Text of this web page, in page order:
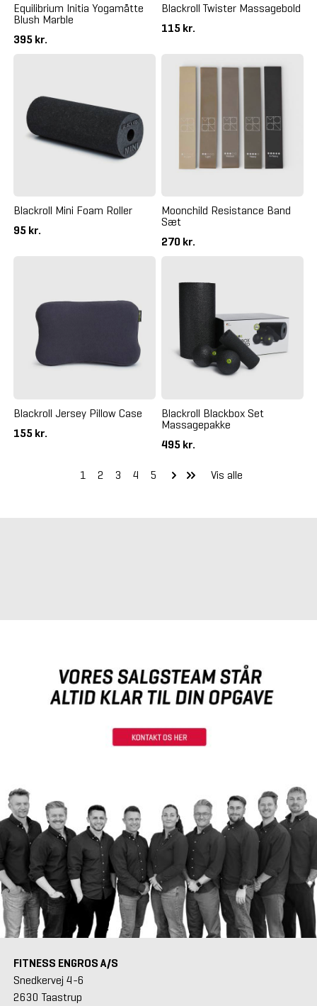
Equilibrium Initia Yogamåtte
Blush Marble
395 kr.
Blackroll Twister Massagebold
115 kr.
Blackroll Mini Foam Roller
95 kr.
Moonchild Resistance Band
Sæt
270 kr.
Blackroll Jersey Pillow Case
155 kr.
Blackroll Blackbox Set
Massagepakke
495 kr.
1 2 3 4 5 Vis alle
FITNESS ENGROS A/S
Snedkervej 4-6
2630 Taastrup